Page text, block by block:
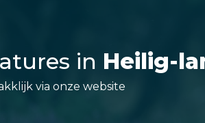
in Heilig-
via onze website